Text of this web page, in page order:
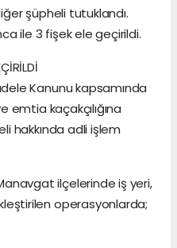
şüpheli tutuklandı.
ile 3 fişek ele geçirildi.
Kanunu kapsamında
emtia kaçakçılığına
hakkında adli işlem
ilçelerinde iş yeri,
operasyonlarda;